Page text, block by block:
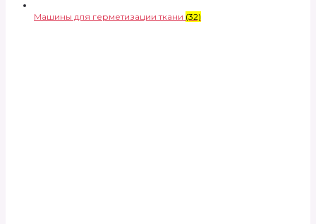
Машины для герметизации ткани (32)